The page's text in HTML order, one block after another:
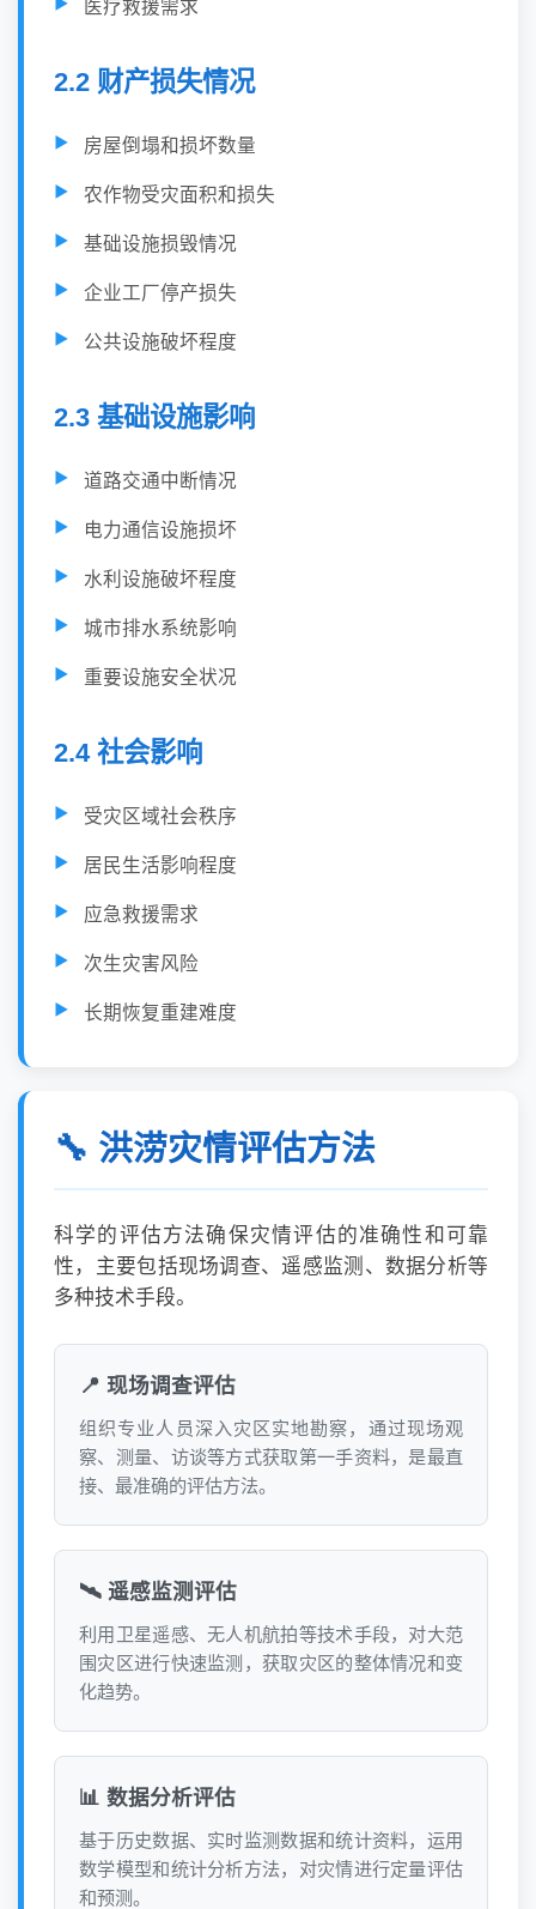
医疗救援需求
2.2 财产损失情况
房屋倒塌和损坏数量
农作物受灾面积和损失
基础设施损毁情况
企业工厂停产损失
公共设施破坏程度
2.3 基础设施影响
道路交通中断情况
电力通信设施损坏
水利设施破坏程度
城市排水系统影响
重要设施安全状况
2.4 社会影响
受灾区域社会秩序
居民生活影响程度
应急救援需求
次生灾害风险
长期恢复重建难度
🔧 洪涝灾情评估方法
科学的评估方法确保灾情评估的准确性和可靠
性，主要包括现场调查、遥感监测、数据分析等
多种技术手段。
📍 现场调查评估
组织专业人员深入灾区实地勘察，通过现场观
察、测量、访谈等方式获取第一手资料，是最直
接、最准确的评估方法。
🛰️ 遥感监测评估
利用卫星遥感、无人机航拍等技术手段，对大范
围灾区进行快速监测，获取灾区的整体情况和变
化趋势。
📊 数据分析评估
基于历史数据、实时监测数据和统计资料，运用
数学模型和统计分析方法，对灾情进行定量评估
和预测。